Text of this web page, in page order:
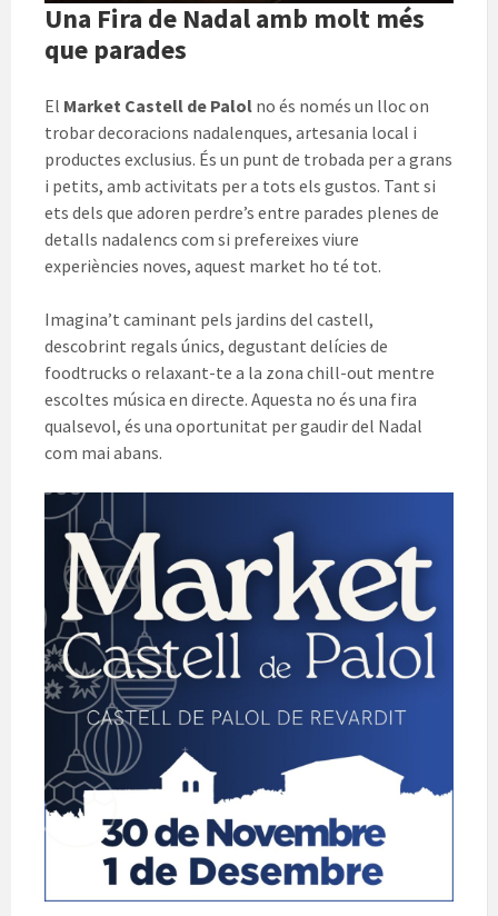
Una Fira de Nadal amb molt més
que parades
El Market Castell de Palol no és només un lloc on
trobar decoracions nadalenques, artesania local i
productes exclusius. És un punt de trobada per a grans
i petits, amb activitats per a tots els gustos. Tant si
ets dels que adoren perdre’s entre parades plenes de
detalls nadalencs com si prefereixes viure
experiències noves, aquest market ho té tot.
Imagina’t caminant pels jardins del castell,
descobrint regals únics, degustant delícies de
foodtrucks o relaxant-te a la zona chill-out mentre
escoltes música en directe. Aquesta no és una fira
qualsevol, és una oportunitat per gaudir del Nadal
com mai abans.